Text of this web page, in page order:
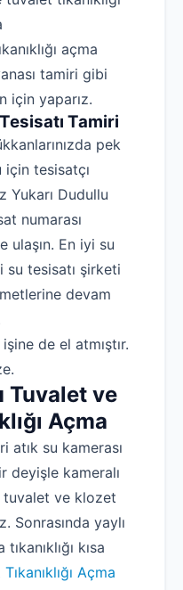
açma
tamiri gibi
için yaparız.
Tamiri
pek
tesisatçı
Yukarı Dudullu
numarası
ulaşın. En iyi su
su tesisatı şirketi
devam
işine de el atmıştır.
Tuvalet ve
Açma
atık su kamerası
deyişle kameralı
tuvalet ve klozet
Sonrasında yaylı
kısa
Açma